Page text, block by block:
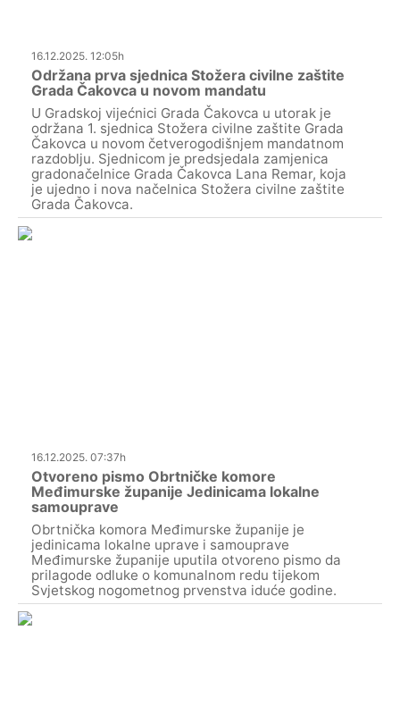
16.12.2025. 12:05h
Održana prva sjednica Stožera civilne zaštite
Grada Čakovca u novom mandatu
U Gradskoj vijećnici Grada Čakovca u utorak je
održana 1. sjednica Stožera civilne zaštite Grada
Čakovca u novom četverogodišnjem mandatnom
razdoblju. Sjednicom je predsjedala zamjenica
gradonačelnice Grada Čakovca Lana Remar, koja
je ujedno i nova načelnica Stožera civilne zaštite
Grada Čakovca.
16.12.2025. 07:37h
Otvoreno pismo Obrtničke komore
Međimurske županije Jedinicama lokalne
samouprave
Obrtnička komora Međimurske županije je
jedinicama lokalne uprave i samouprave
Međimurske županije uputila otvoreno pismo da
prilagode odluke o komunalnom redu tijekom
Svjetskog nogometnog prvenstva iduće godine.